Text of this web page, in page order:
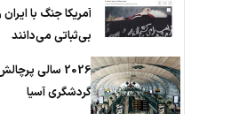
آمریکا جنگ با
بی‌ثباتی می‌دانند
2026 سالی
گردشگری آسیا